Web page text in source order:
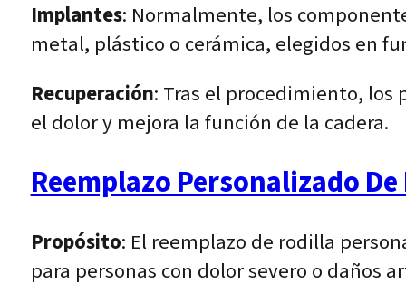
Implantes: Normalmente, los
metal, plástico o cerámica, elegidos en
Recuperación: Tras el procedimiento,
el dolor y mejora la función de la cadera.
Reemplazo Personalizado
Propósito: El reemplazo de rodilla
para personas con dolor severo o daños